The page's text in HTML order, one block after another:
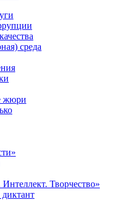
среда
жюри
Творчество»